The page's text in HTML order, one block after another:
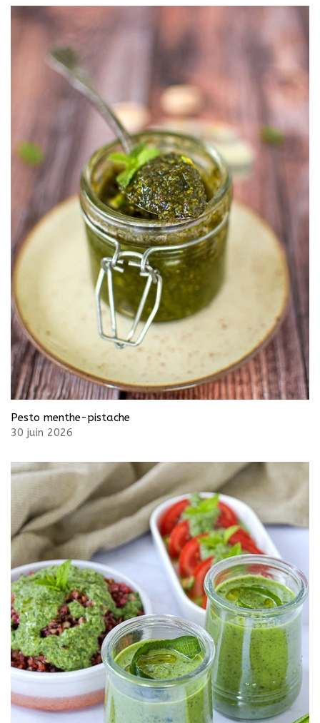
Pesto menthe-pistache
30 juin 2026